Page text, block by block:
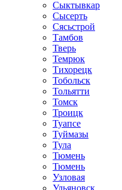
Сыктывкар
Сысерть
Сясьстрой
Тамбов
Тверь
Темрюк
Тихорецк
Тобольск
Тольятти
Томск
Троицк
Туапсе
Туймазы
Тула
Тюмень
Тюмень
Узловая
Ульяновск